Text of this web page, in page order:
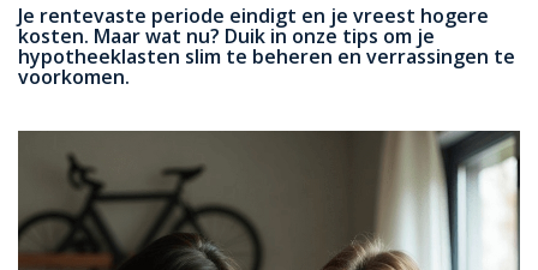
Je rentevaste periode eindigt en je vreest hogere
kosten. Maar wat nu? Duik in onze tips om je
hypotheeklasten slim te beheren en verrassingen te
voorkomen.